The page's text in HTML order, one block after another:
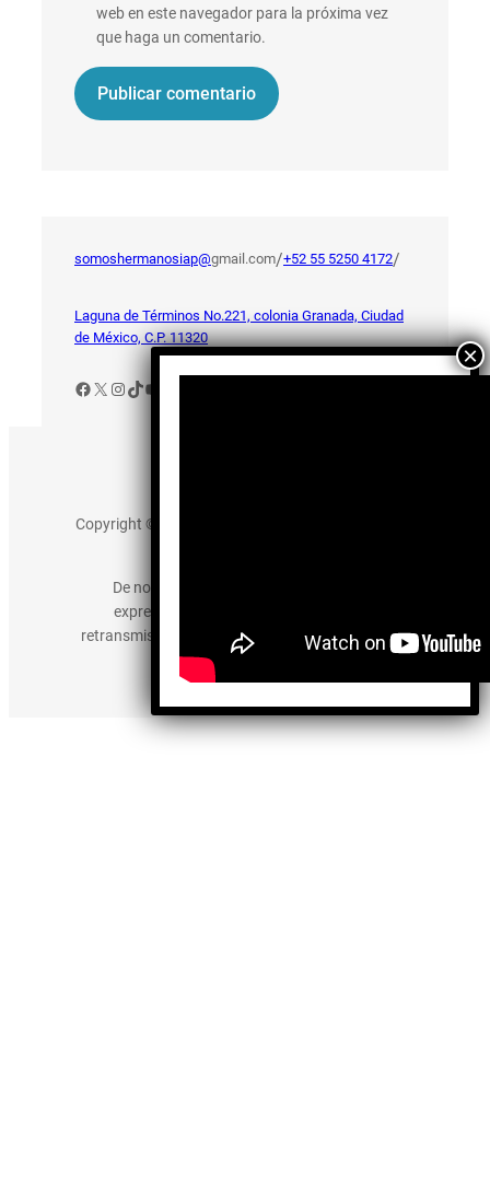
web en este navegador para la próxima vez
que haga un comentario.
somoshermanosiap@gmail.com/+52 55 5250 4172/
Laguna de Términos No.221, colonia Granada, Ciudad
de México, C.P. 11320
Facebook
X Instagram
TikTok
YouTube
Copyright © 2025 somos-hermanos.mx. Todos los
De no existir previa autorización, queda
expresamente prohibida la publicación,
retransmisión, edición y cualquier otro uso de los
contenidos.